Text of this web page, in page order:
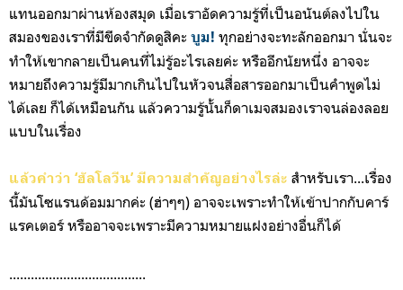
แทนออกมาผ่านห้องสมุด เมื่อเราอัดความรู้ที่เป็นอนันต์ลงไปใน
สมองของเราที่มีขีดจำกัดดูสิคะ บูม! ทุกอย่างจะทะลักออกมา นั่นจะ
ทำให้เขากลายเป็นคนที่ไม่รู้อะไรเลยค่ะ หรืออีกนัยหนึ่ง อาจจะ
หมายถึงความรู้มีมากเกินไปในหัวจนสื่อสารออกมาเป็นคำพูดไม่
ได้เลย ก็ได้เหมือนกัน แล้วความรู้นั้นก็ดาเมจสมองเราจนล่องลอย
แบบในเรื่อง
แล้วคำว่า ‘ฮัลโลวีน’ มีความสำคัญอย่างไรล่ะ สำหรับเรา...เรื่อง
นี้มันโซแรนด้อมมากค่ะ (ฮ่าๆๆ) อาจจะเพราะทำให้เข้าปากกับคาร์
แรคเตอร์ หรืออาจจะเพราะมีความหมายแฝงอย่างอื่นก็ได้
......................................